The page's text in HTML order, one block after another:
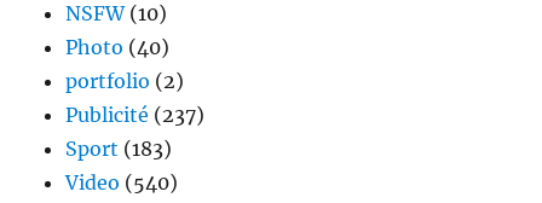
NSFW(10)
Photo (40)
portfolio (2)
Publicité (237)
Sport (183)
Video (540)